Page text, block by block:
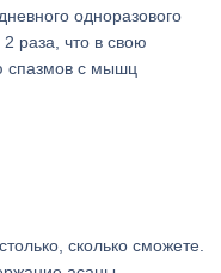
одноразового
раза, что в свою
спазмов с мышц
сколько сможете.